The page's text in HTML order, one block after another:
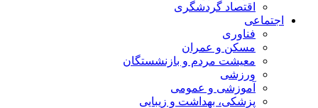
اقتصاد گردشگری
اجتماعی
فناوری
مسکن و عمران
معیشت مردم و بازنشستگان
ورزشی
آموزشی و عمومی
پزشکی، بهداشت و زیبایی